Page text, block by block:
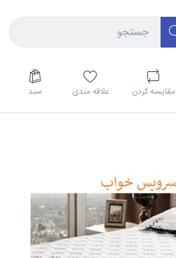
مقايسه كردن علاقه مندی سبد